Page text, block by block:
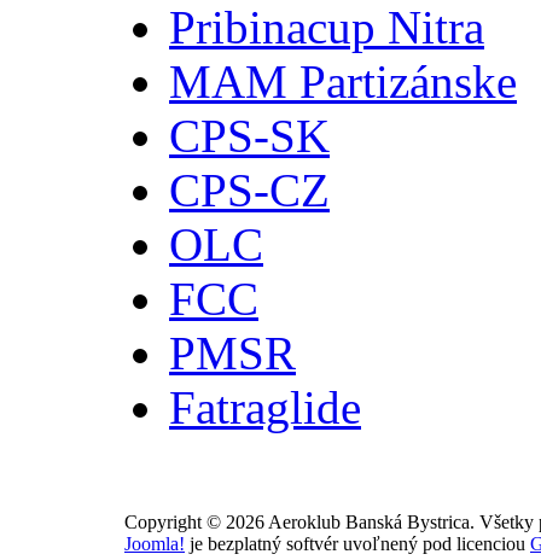
Pribinacup Nitra
MAM Partizánske
CPS-SK
CPS-CZ
OLC
FCC
PMSR
Fatraglide
Copyright © 2026 Aeroklub Banská Bystrica. Všetky
Joomla! je bezplatný softvér uvoľnený pod licenciou